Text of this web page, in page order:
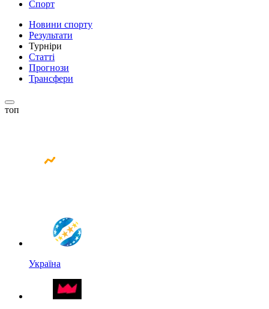
Спорт
Новини спорту
Результати
Турніри
Статті
Прогнози
Трансфери
топ
Україна